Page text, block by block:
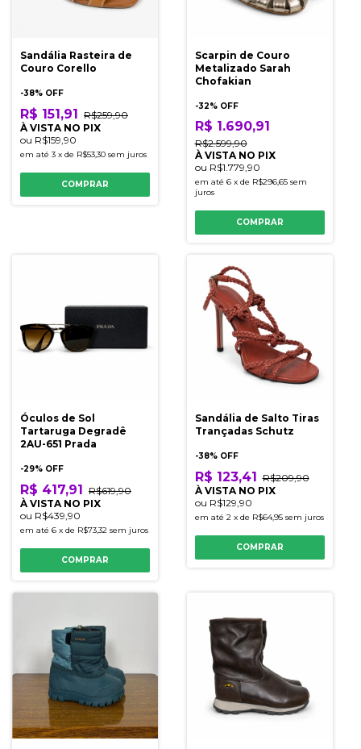
Sandália Rasteira de
Couro Corello
-38% OFF
R$ 151,91 R$259,90
À VISTA NO PIX
ou R$159,90
em até 3 x de R$53,30 sem juros
COMPRAR
Scarpin de Couro
Metalizado Sarah
Chofakian
-32% OFF
R$ 1.690,91
R$2.599,90
À VISTA NO PIX
ou R$1.779,90
em até 6 x de R$296,65 sem
juros
COMPRAR
Óculos de Sol
Tartaruga Degradê
2AU-651 Prada
-29% OFF
R$ 417,91 R$619,90
À VISTA NO PIX
ou R$439,90
em até 6 x de R$73,32 sem juros
COMPRAR
Sandália de Salto Tiras
Trançadas Schutz
-38% OFF
R$ 123,41 R$209,90
À VISTA NO PIX
ou R$129,90
em até 2 x de R$64,95 sem juros
COMPRAR